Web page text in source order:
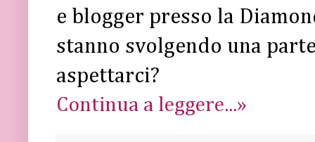
e blogger presso la
stanno svolgendo una
aspettarci?
Continua a leggere...»